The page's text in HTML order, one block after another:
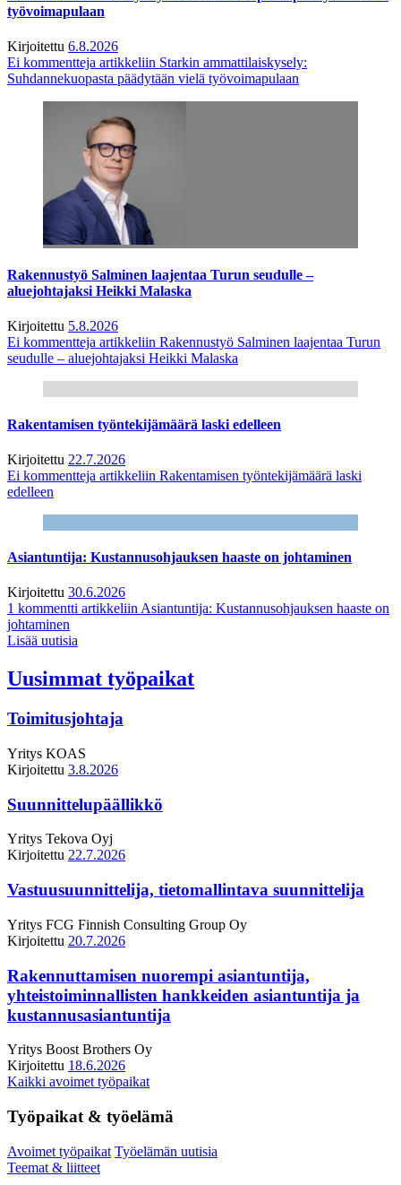
työvoimapulaan
Kirjoitettu 6.8.2026
Ei kommentteja artikkeliin Starkin ammattilaiskysely:
Suhdannekuopasta päädytään vielä työvoimapulaan
Rakennustyö Salminen laajentaa Turun seudulle –
aluejohtajaksi Heikki Malaska
Kirjoitettu 5.8.2026
Ei kommentteja artikkeliin Rakennustyö Salminen laajentaa Turun
seudulle – aluejohtajaksi Heikki Malaska
Rakentamisen työntekijämäärä laski edelleen
Kirjoitettu 22.7.2026
Ei kommentteja artikkeliin Rakentamisen työntekijämäärä laski
edelleen
Asiantuntija: Kustannusohjauksen haaste on johtaminen
Kirjoitettu 30.6.2026
1 kommentti artikkeliin Asiantuntija: Kustannusohjauksen haaste on
johtaminen
Lisää uutisia
Uusimmat työpaikat
Toimitusjohtaja
Yritys KOAS
Kirjoitettu 3.8.2026
Suunnittelupäällikkö
Yritys Tekova Oyj
Kirjoitettu 22.7.2026
Vastuusuunnittelija, tietomallintava suunnittelija
Yritys FCG Finnish Consulting Group Oy
Kirjoitettu 20.7.2026
Rakennuttamisen nuorempi asiantuntija,
yhteistoiminnallisten hankkeiden asiantuntija ja
kustannusasiantuntija
Yritys Boost Brothers Oy
Kirjoitettu 18.6.2026
Kaikki avoimet työpaikat
Työpaikat & työelämä
Avoimet työpaikat Työelämän uutisia
Teemat & liitteet